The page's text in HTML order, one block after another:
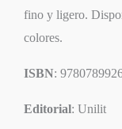
fino y ligero.
colores.
ISBN:
Editorial: Unilit